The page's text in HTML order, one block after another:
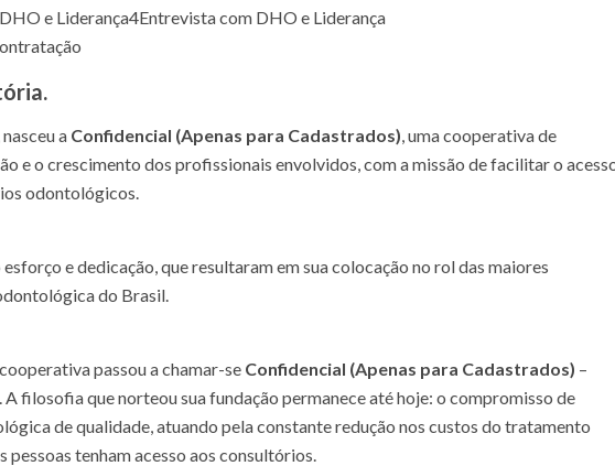
e Liderança4Entrevista com DHO e Liderança
a Confidencial (Apenas para Cadastrados), uma cooperativa de
e o crescimento dos profissionais envolvidos, com a missão de facilitar o
odontológicos.
e dedicação, que resultaram em sua colocação no rol das maiores
do Brasil.
passou a chamar-se Confidencial (Apenas para Cadastrados) –
filosofia que norteou sua fundação permanece até hoje: o compromisso de
de qualidade, atuando pela constante redução nos custos do tratamento
tenham acesso aos consultórios.